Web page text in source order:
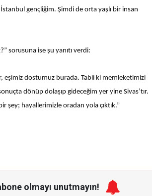
gençliğim. Şimdi de orta yaşlı bir insan
sorusuna ise şu yanıtı verdi:
eşimiz dostumuz burada. Tabii ki memleketimizi
dönüp dolaşıp gideceğim yer yine Sivas’tır.
şey; hayallerimizle oradan yola çıktık.”
olmayı unutmayın!